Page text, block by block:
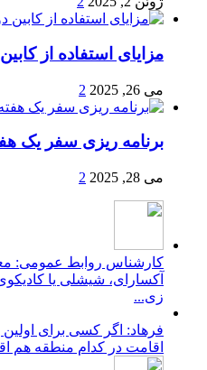
مزایای استفاده از
می 26, 2025 2
برنامه ریزی سفر یک
می 28, 2025 2
کارشناس روابط عمومی:
آکسارای، شیشلی یا
زی...
فرهاد: اگر کسی برای اولین
اقامت در کدام منطقه هم